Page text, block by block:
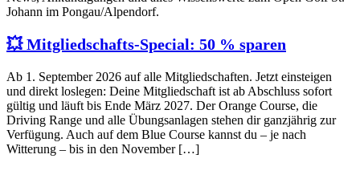
Johann im Pongau/Alpendorf.
💥 Mitgliedschafts-Special: 50 % sparen
Ab 1. September 2026 auf alle Mitgliedschaften. Jetzt einsteigen
und direkt loslegen: Deine Mitgliedschaft ist ab Abschluss sofort
gültig und läuft bis Ende März 2027. Der Orange Course, die
Driving Range und alle Übungsanlagen stehen dir ganzjährig zur
Verfügung. Auch auf dem Blue Course kannst du – je nach
Witterung – bis in den November […]